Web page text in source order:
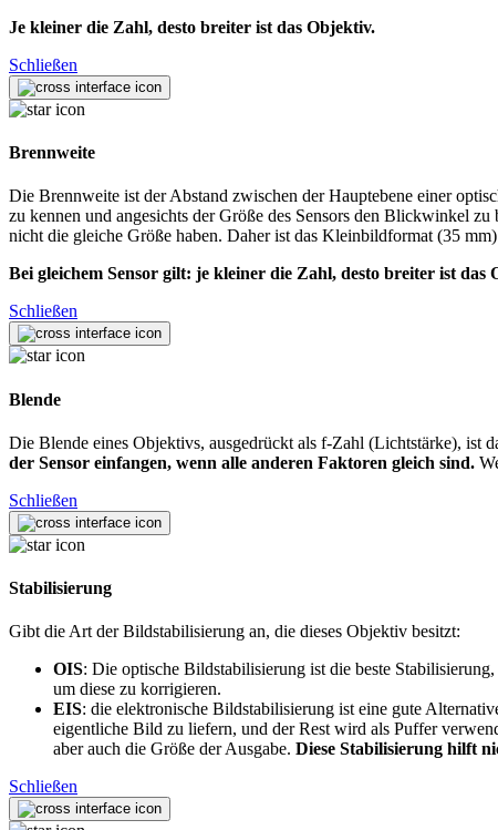
Je kleiner die Zahl, desto breiter ist das Objektiv.
Schließen
Brennweite
Die Brennweite ist der Abstand zwischen der Hauptebene einer
zu kennen und angesichts der Größe des Sensors den Blickwinkel
nicht die gleiche Größe haben. Daher ist das Kleinbildformat (35 mm)
Bei gleichem Sensor gilt: je kleiner die Zahl, desto breiter ist das
Schließen
Blende
Die Blende eines Objektivs, ausgedrückt als f-Zahl (Lichtstärke), ist
der Sensor einfangen, wenn alle anderen Faktoren gleich sind.
Schließen
Stabilisierung
Gibt die Art der Bildstabilisierung an, die dieses Objektiv besitzt:
OIS: Die optische Bildstabilisierung ist die beste
um diese zu korrigieren.
EIS: die elektronische Bildstabilisierung ist eine gute
eigentliche Bild zu liefern, und der Rest wird als Puffer
aber auch die Größe der Ausgabe. Diese Stabilisierung hilft
Schließen